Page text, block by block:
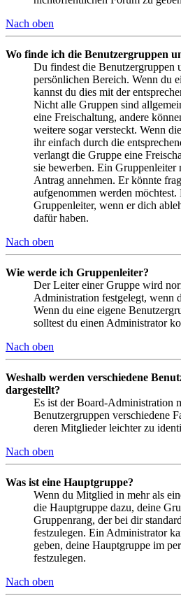
Nach oben
Wo finde ich die Benutzergruppen
Du findest die Benutzergruppen
persönlichen Bereich. Wenn du
kannst du dies mit der
Nicht alle Gruppen sind
eine Freischaltung, andere
weitere sogar versteckt. Wenn
ihr einfach durch die
verlangt die Gruppe eine
sie bewerben. Ein Gruppenleiter
Antrag annehmen. Er könnte
aufgenommen werden
Gruppenleiter, wenn er dich
dafür haben.
Nach oben
Wie werde ich Gruppenleiter?
Der Leiter einer Gruppe wird
Administration festgelegt, wenn
Wenn du eine eigene
solltest du einen Administrator
Nach oben
Weshalb werden verschiedene
dargestellt?
Es ist der Board-Administration
Benutzergruppen verschiedene
deren Mitglieder leichter zu
Nach oben
Was ist eine Hauptgruppe?
Wenn du Mitglied in mehr als
die Hauptgruppe dazu, deine
Gruppenrang, der bei dir
festzulegen. Ein Administrator
geben, deine Hauptgruppe im
festzulegen.
Nach oben